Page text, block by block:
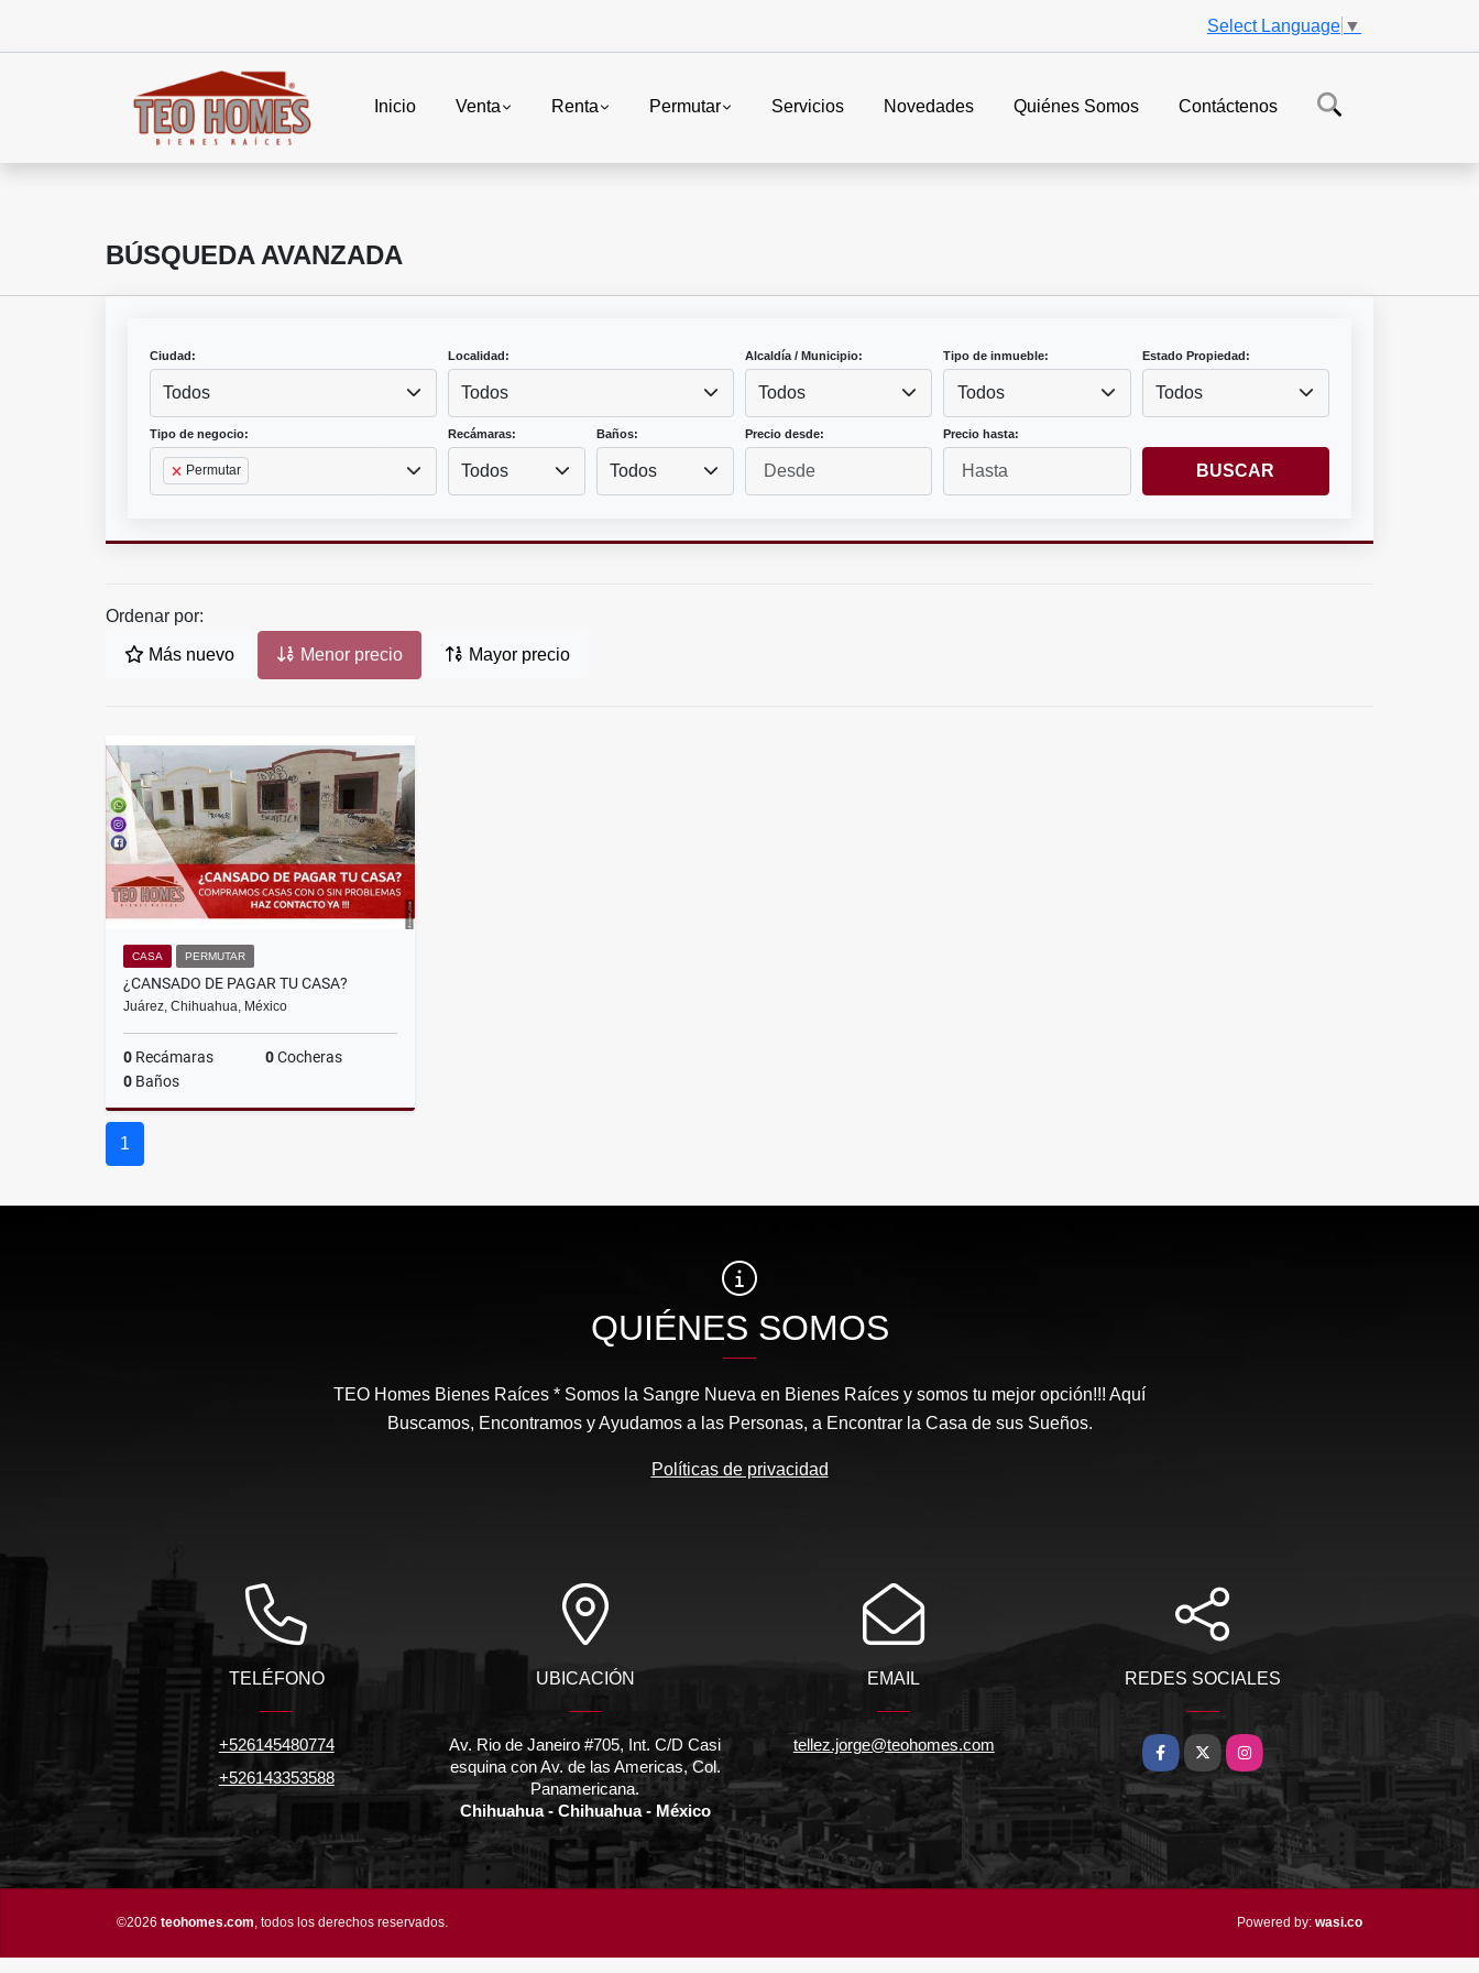
Select Language ▼
Inicio Venta Renta Permutar Servicios Novedades Quiénes Somos Contáctenos
BÚSQUEDA AVANZADA
Ciudad:
Todos
Localidad:
Todos
Alcaldía / Municipio:
Todos
Tipo de inmueble:
Todos
Estado Propiedad:
Todos
Tipo de negocio:
Permutar
Recámaras:
Todos
Baños:
Todos
Precio desde: Precio hasta:
BUSCAR
Ordenar por:
Más nuevo Menor precio Mayor precio
CASA PERMUTAR
¿CANSADO DE PAGAR TU CASA?
Juárez, Chihuahua, México
0 Recámaras 0Cocheras
0 Baños
1
QUIÉNES SOMOS
TEO Homes Bienes Raíces * Somos la Sangre Nueva en Bienes Raíces y somos tu mejor opción!!! Aquí
Buscamos, Encontramos y Ayudamos a las Personas, a Encontrar la Casa de sus Sueños.
Políticas de privacidad
TELÉFONO
+526145480774
+526143353588
UBICACIÓN
Av. Rio de Janeiro #705, Int. C/D Casi
esquina con Av. de las Americas, Col.
Panamericana.
Chihuahua - Chihuahua - México
EMAIL
tellez.jorge@teohomes.com
REDES SOCIALES
Facebook
X Instagram
©2026 teohomes.com, todos los derechos reservados. Powered by: wasi.co